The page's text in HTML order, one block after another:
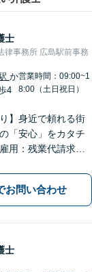
士
律事務所 広島駅前事務
か
4
営業時間：09:00~1
8:00（土日祝日）
】身近で頼れる街
「安心」をカタチ
用：残業代請求、
産：不動産を相続
きか冷静に判断で
たします」【広島
お問い合わせ
士